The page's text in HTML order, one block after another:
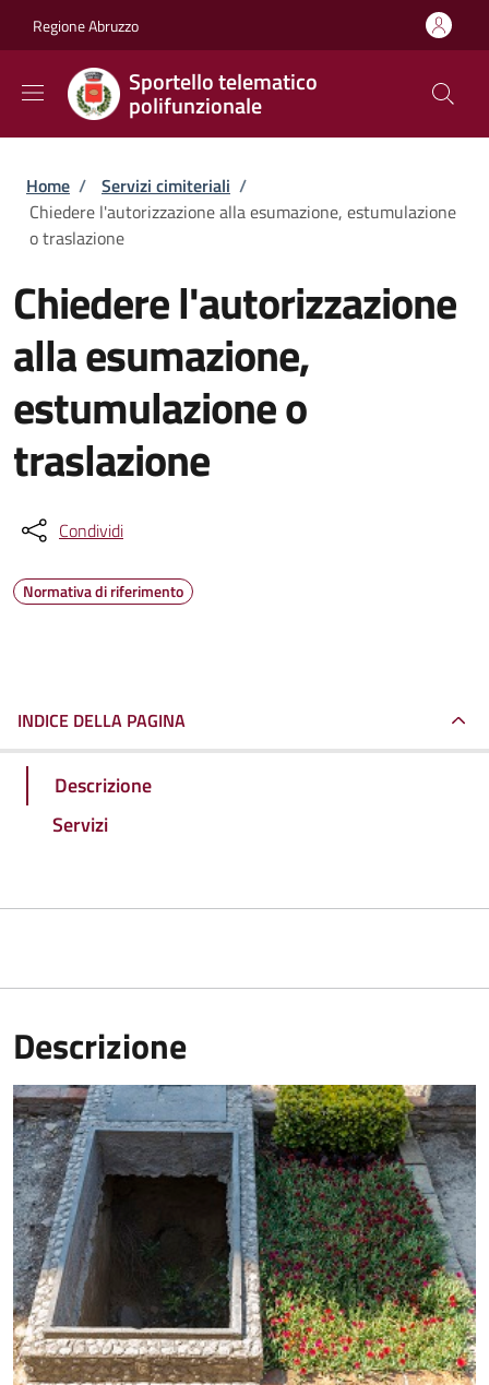
Regione Abruzzo
Sportello telematico
polifunzionale
Briciole di pane
Home / Servizi cimiteriali /
Chiedere l'autorizzazione alla esumazione, estumulazione
o traslazione
Chiedere l'autorizzazione
alla esumazione,
estumulazione o
traslazione
Condividi
Normativa di riferimento
INDICE DELLA PAGINA
Descrizione
Servizi
Descrizione